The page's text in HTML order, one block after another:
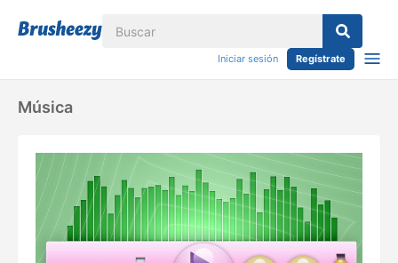
Iniciar sesión Regístrate
Música